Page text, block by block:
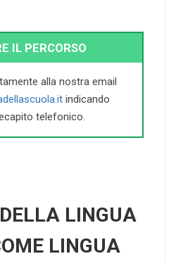
IL PERCORSO
alla nostra email
indicando
telefonico.
LINGUA
LINGUA